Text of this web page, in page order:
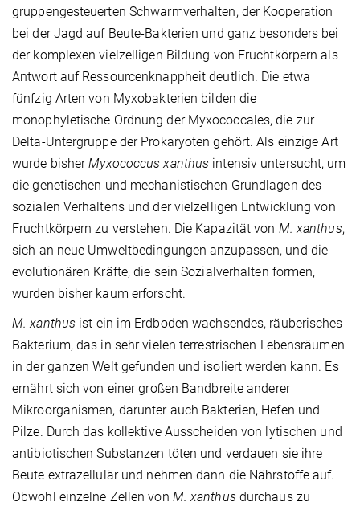
gruppengesteuerten Schwarmverhalten, der Kooperation
bei der Jagd auf Beute-Bakterien und ganz besonders bei
der komplexen vielzelligen Bildung von Fruchtkörpern als
Antwort auf Ressourcenknappheit deutlich. Die etwa
fünfzig Arten von Myxobakterien bilden die
monophyletische Ordnung der Myxococcales, die zur
Delta-Untergruppe der Prokaryoten gehört. Als einzige Art
wurde bisherMyxococcus xanthus intensiv untersucht, um
die genetischen und mechanistischen Grundlagen des
sozialen Verhaltens und der vielzelligen Entwicklung von
Fruchtkörpern zu verstehen. Die Kapazität von M. xanthus,
sich an neue Umweltbedingungen anzupassen, und die
evolutionären Kräfte, die sein Sozialverhalten formen,
wurden bisher kaum erforscht.
M. xanthus ist ein im Erdboden wachsendes, räuberisches
Bakterium, das in sehr vielen terrestrischen Lebensräumen
in der ganzen Welt gefunden und isoliert werden kann. Es
ernährt sich von einer großen Bandbreite anderer
Mikroorganismen, darunter auch Bakterien, Hefen und
Pilze. Durch das kollektive Ausscheiden von lytischen und
antibiotischen Substanzen töten und verdauen sie ihre
Beute extrazellulär und nehmen dann die Nährstoffe auf.
Obwohl einzelne Zellen von M. xanthus durchaus zu